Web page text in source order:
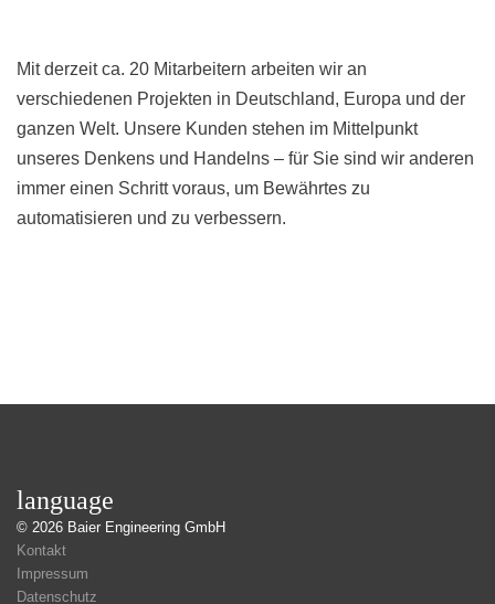
Mit derzeit ca. 20 Mitarbeitern arbeiten wir an
verschiedenen Projekten in Deutschland, Europa und der
ganzen Welt. Unsere Kunden stehen im Mittelpunkt
unseres Denkens und Handelns – für Sie sind wir anderen
immer einen Schritt voraus, um Bewährtes zu
automatisieren und zu verbessern.
language
© 2026 Baier Engineering GmbH
Kontakt
Impressum
Datenschutz